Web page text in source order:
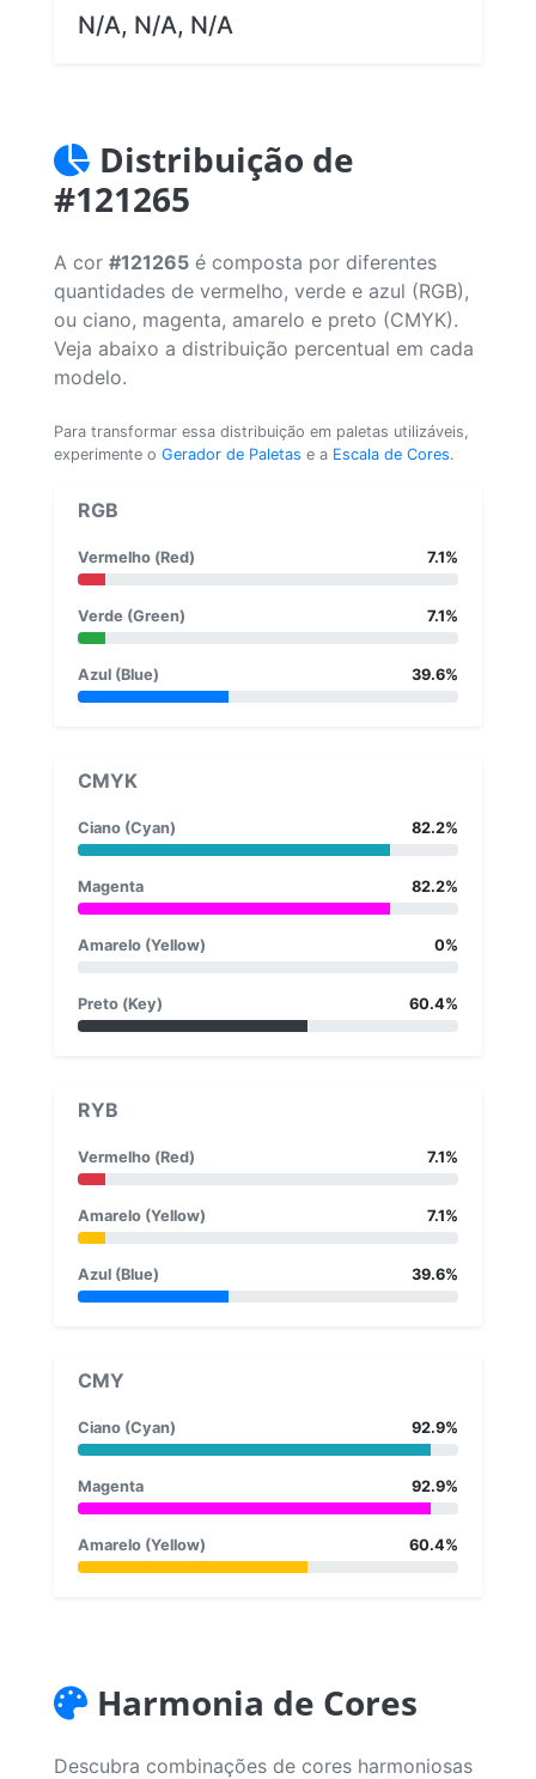
N/A, N/A, N/A
Distribuição de
#121265
A cor #121265 é composta por diferentes
quantidades de vermelho, verde e azul (RGB),
ou ciano, magenta, amarelo e preto (CMYK).
Veja abaixo a distribuição percentual em cada
modelo.
Para transformar essa distribuição em paletas utilizáveis,
experimente o Gerador de Paletas e a Escala de Cores.
RGB
Vermelho (Red) 7.1%
Verde (Green) 7.1%
Azul (Blue) 39.6%
CMYK
Ciano (Cyan) 82.2%
Magenta 82.2%
Amarelo (Yellow) 0%
Preto (Key) 60.4%
RYB
Vermelho (Red) 7.1%
Amarelo (Yellow) 7.1%
Azul (Blue) 39.6%
CMY
Ciano (Cyan) 92.9%
Magenta 92.9%
Amarelo (Yellow) 60.4%
Harmonia de Cores
Descubra combinações de cores harmoniosas